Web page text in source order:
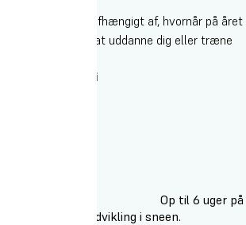
skilinjer afhængigt af, hvornår på året
niveau du ønsker at uddanne dig eller træne
linjefaget Ski
Op til 6 uger på
træning og udvikling i sneen.